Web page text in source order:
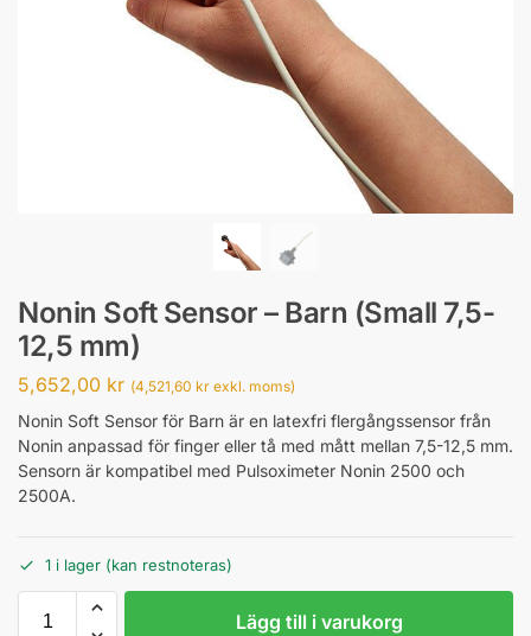
Nonin Soft Sensor – Barn (Small 7,5-
12,5 mm)
5,652,00 kr (4,521,60 kr exkl. moms)
Nonin Soft Sensor för Barn är en latexfri flergångssensor från
Nonin anpassad för finger eller tå med mått mellan 7,5-12,5 mm.
Sensorn är kompatibel med Pulsoximeter Nonin 2500 och
2500A.
1 i lager (kan restnoteras)
Lägg till i varukorg